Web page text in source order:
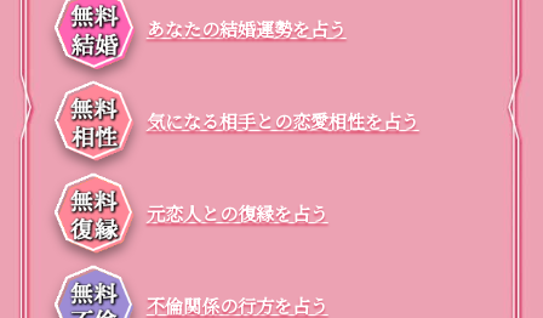
あなたの結婚運勢を占う
気になる相手との恋愛相性を占う
元恋人との復縁を占う
不倫関係の行方を占う